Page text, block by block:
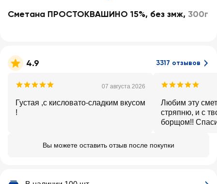
Сметана ПРОСТОКВАШИНО 15%, без змж, 300г
4.9 3317 отзывов
07 августа 2026
Густая ,с кисловато-сладким вкусом
!
Любим эту
стряпню, и с
борщом!!
Вы можете оставить отзыв после покупки